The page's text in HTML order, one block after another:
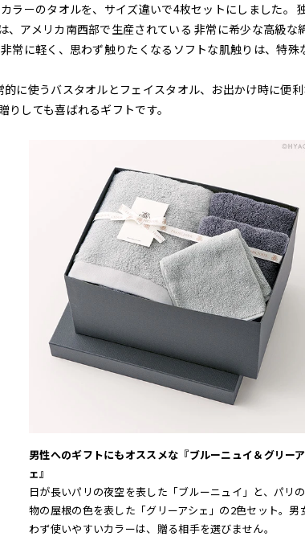
ラーのタオルを、サイズ違いで4枚セットにしました。
アメリカ南西部で生産されている 非常に希少な高級な
常に軽く、思わず触りたくなるソフトな肌触りは、特殊
に使うバスタオルとフェイスタオル、お出かけ時に便
しても喜ばれるギフトです。
男性へのギフトにもオススメな『ブルーニュイ＆グリー
ェ』
日が長いパリの夜空を表した「ブルーニュイ」と、パリ
物の屋根の色を表した「グリーアシェ」の2色セット。男
わず使いやすいカラーは、贈る相手を選びません。